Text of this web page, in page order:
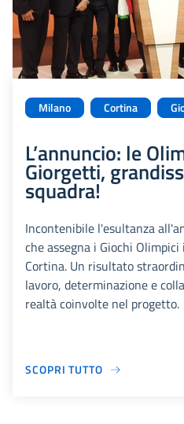
Milano Cortina
L’annuncio: le
Giorgetti,
squadra!
Incontenibile l'esultanza
che assegna i Giochi
Cortina. Un risultato
lavoro, determinazione e
realtà coinvolte nel progetto.
SCOPRI TUTTO